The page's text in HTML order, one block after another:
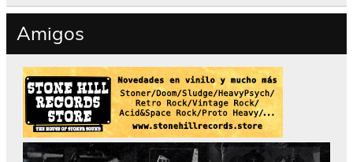
Amigos